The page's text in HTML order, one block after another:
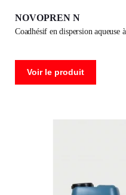
NOVOPREN N
coadhésif en dispersion
Voir le produit